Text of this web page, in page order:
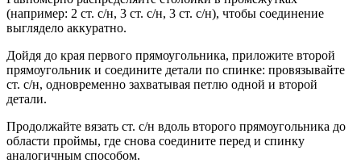
(например: 2 ст. с/н, 3 ст. с/н, 3 ст. с/н), чтобы соединение
выглядело аккуратно.
Дойдя до края первого прямоугольника, приложите второй
прямоугольник и соедините детали по спинке: провязывайте
ст. с/н, одновременно захватывая петлю одной и второй
детали.
Продолжайте вязать ст. с/н вдоль второго прямоугольника до
области проймы, где снова соедините перед и спинку
аналогичным способом.